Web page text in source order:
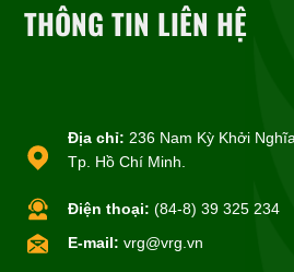
THÔNG TIN LIÊN HỆ
Địa chỉ: 236 Nam Kỳ Khởi
Tp. Hồ Chí Minh.
Điện thoại: (84-8) 39 325 234
E-mail: vrg@vrg.vn